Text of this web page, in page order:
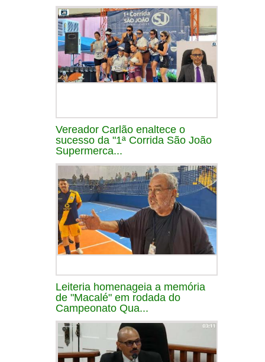
Vereador Carlão enaltece o
sucesso da "1ª Corrida São João
Supermerca...
Leiteria homenageia a memória
de "Macalé" em rodada do
Campeonato Qua...